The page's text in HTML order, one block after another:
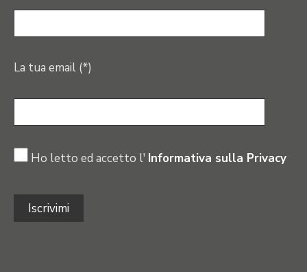
La tua email (*)
Ho letto ed accetto l' Informativa sulla Privacy